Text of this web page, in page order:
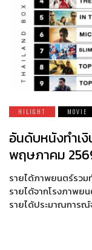
HILIGHT MOVIE
อันดับหนังทำเงิ
พฤษภาคม
รายได้ภาพยนตร์รวม
รายได้จากโรงภาพย
รายได้ประมาณการณ์